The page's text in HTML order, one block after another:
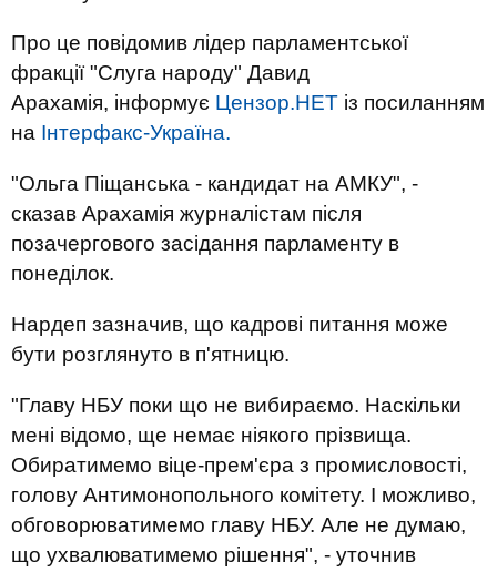
Про це повідомив лідер парламентської
фракції "Слуга народу" Давид
Арахамія, інформує Цензор.НЕТ із посиланням
на Інтерфакс-Україна.
"Ольга Піщанська - кандидат на АМКУ", -
сказав Арахамія журналістам після
позачергового засідання парламенту в
понеділок.
Нардеп зазначив, що кадрові питання може
бути розглянуто в п'ятницю.
"Главу НБУ поки що не вибираємо. Наскільки
мені відомо, ще немає ніякого прізвища.
Обиратимемо віце-прем'єра з промисловості,
голову Антимонопольного комітету. І можливо,
обговорюватимемо главу НБУ. Але не думаю,
що ухвалюватимемо рішення", - уточнив